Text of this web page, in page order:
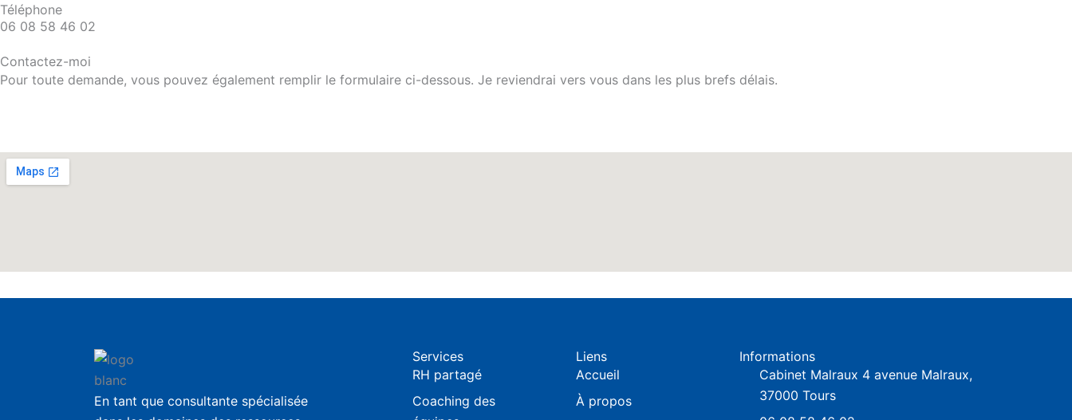
Téléphone
06 08 58 46 02
Contactez-moi
Pour toute demande, vous pouvez également remplir le formulaire ci-dessous. Je reviendrai vers vous dans les plus brefs délais.
En tant que consultante spécialisée
Services
RH partagé
Coaching des
Liens
Accueil
À propos
Informations
Cabinet Malraux 4 avenue Malraux,
37000 Tours